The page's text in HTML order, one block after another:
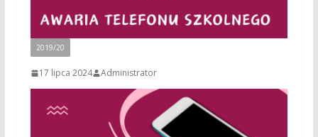
2019/20
17 lipca 2024 Administrator